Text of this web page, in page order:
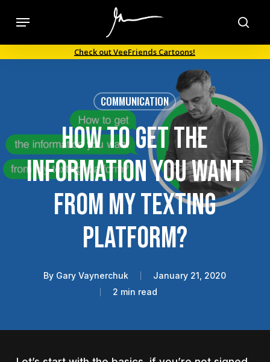
content
Menu
Check out VeeFriends Cartoons!
COMMUNICATION
How to get the
information you want
from my texting
platform?
By Gary Vaynerchuk
January 21, 2020
2 min read